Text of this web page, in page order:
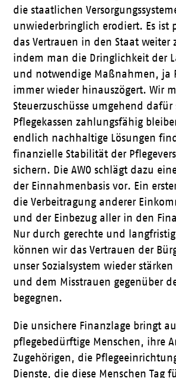
die staatlichen
unwiederbringlich erodiert. Es ist
das Vertrauen in den Staat weiter
indem man die Dringlichkeit der
und notwendige Maßnahmen, ja
immer wieder hinauszögert. Wir
Steuerzuschüsse umgehend dafür
Pflegekassen zahlungsfähig
endlich nachhaltige Lösungen
finanzielle Stabilität der
sichern. Die AWO schlägt dazu
der Einnahmenbasis vor. Ein
die Verbeitragung anderer
und der Einbezug aller in den
Nur durch gerechte und
können wir das Vertrauen der
unser Sozialsystem wieder
und dem Misstrauen gegenüber
begegnen.
Die unsichere Finanzlage bringt
pflegebedürftige Menschen, ihre
Zugehörigen, die
Dienste, die diese Menschen Tag